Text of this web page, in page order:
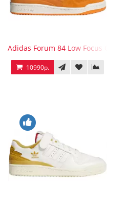
Adidas Forum 84 Low Focus Orange
10990р.